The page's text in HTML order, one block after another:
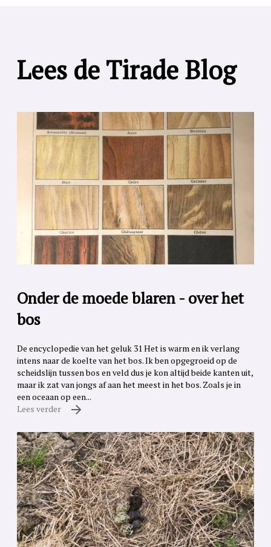
Lees de Tirade Blog
Onder de moede blaren - over het
bos
De encyclopedie van het geluk 31 Het is warm en ik verlang
intens naar de koelte van het bos. Ik ben opgegroeid op de
scheidslijn tussen bos en veld dus je kon altijd beide kanten uit,
maar ik zat van jongs af aan het meest in het bos. Zoals je in
een oceaan op een...
Lees verder